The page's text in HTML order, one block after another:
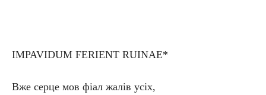
IMPAVIDUM FERIENT RUINAE*
Вже серце мов фіал жалів усіх,